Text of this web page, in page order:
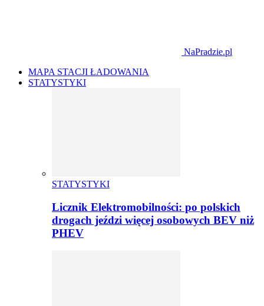
NaPradzie.pl
MAPA STACJI ŁADOWANIA
STATYSTYKI
STATYSTYKI
Licznik Elektromobilności: po polskich
drogach jeździ więcej osobowych BEV niż
PHEV